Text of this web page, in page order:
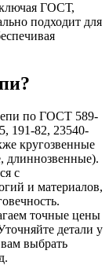
ГОСТ,
подходит для
по ГОСТ 589-
191-82, 23540-
кругозвенные
длиннозвенные).
с
и материалов,
точные цены
детали у
выбрать